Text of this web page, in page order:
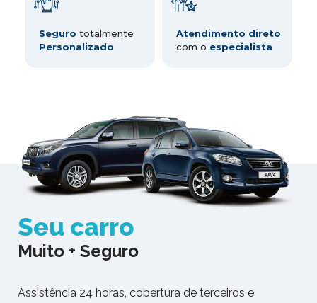
Seguro totalmente
Personalizado
Atendimento direto
com o especialista
Seu carro
Muito + Seguro
Assistência 24 horas, cobertura de terceiros e